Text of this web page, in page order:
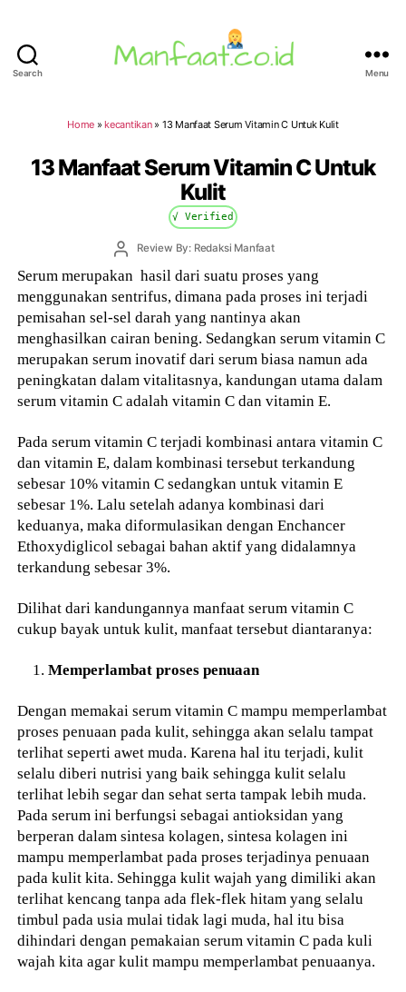
Search Menu
Home »kecantikan» 13 Manfaat Serum Vitamin C Untuk Kulit
13 Manfaat Serum Vitamin C Untuk
Kulit
√ Verified
PostReview By: Redaksi Manfaat
Serum merupakan hasil dari suatu proses yang
menggunakan sentrifus, dimana pada proses ini terjadi
pemisahan sel-sel darah yang nantinya akan
menghasilkan cairan bening. Sedangkan serum vitamin C
merupakan serum inovatif dari serum biasa namun ada
peningkatan dalam vitalitasnya, kandungan utama dalam
serum vitamin C adalah vitamin C dan vitamin E.
Pada serum vitamin C terjadi kombinasi antara vitamin C
dan vitamin E, dalam kombinasi tersebut terkandung
sebesar 10% vitamin C sedangkan untuk vitamin E
sebesar 1%. Lalu setelah adanya kombinasi dari
keduanya, maka diformulasikan dengan Enchancer
Ethoxydiglicol sebagai bahan aktif yang didalamnya
terkandung sebesar 3%.
Dilihat dari kandungannya manfaat serum vitamin C
cukup bayak untuk kulit, manfaat tersebut diantaranya:
Memperlambat proses penuaan
Dengan memakai serum vitamin C mampu memperlambat
proses penuaan pada kulit, sehingga akan selalu tampat
terlihat seperti awet muda. Karena hal itu terjadi, kulit
selalu diberi nutrisi yang baik sehingga kulit selalu
terlihat lebih segar dan sehat serta tampak lebih muda.
Pada serum ini berfungsi sebagai antioksidan yang
berperan dalam sintesa kolagen, sintesa kolagen ini
mampu memperlambat pada proses terjadinya penuaan
pada kulit kita. Sehingga kulit wajah yang dimiliki akan
terlihat kencang tanpa ada flek-flek hitam yang selalu
timbul pada usia mulai tidak lagi muda, hal itu bisa
dihindari dengan pemakaian serum vitamin C pada kuli
wajah kita agar kulit mampu memperlambat penuaanya.